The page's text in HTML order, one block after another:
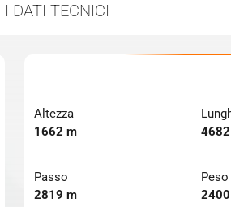
I DATI TECNICI
Altezza
1662 m
Passo
2819 m
Peso